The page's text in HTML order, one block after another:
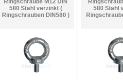
Ringschraube M12 DIN
580 Stahl verzinkt (
Ringschrauben DIN580 )
580 Stahl